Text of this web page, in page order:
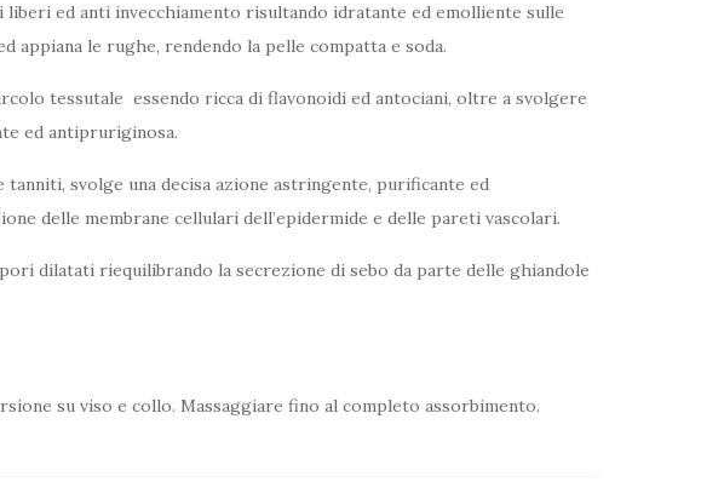
liberi ed anti invecchiamento risultando idratante ed emolliente sulle
appiana le rughe, rendendo la pelle compatta e soda.
tessutale essendo ricca di flavonoidi ed antociani, oltre a svolgere
ed antipruriginosa.
tanniti, svolge una decisa azione astringente, purificante ed
delle membrane cellulari dell’epidermide e delle pareti vascolari.
dilatati riequilibrando la secrezione di sebo da parte delle ghiandole
su viso e collo. Massaggiare fino al completo assorbimento.